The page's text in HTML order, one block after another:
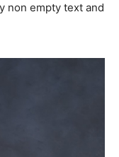
non empty text and